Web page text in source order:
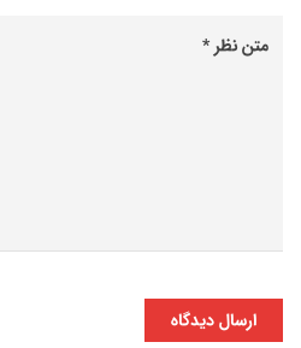
ارسال دیدگاه